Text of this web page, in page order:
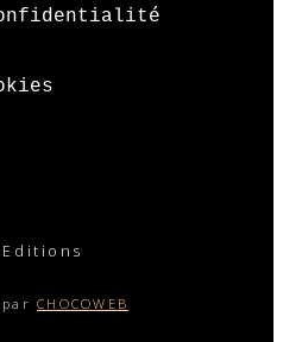
parCHOCOWEB